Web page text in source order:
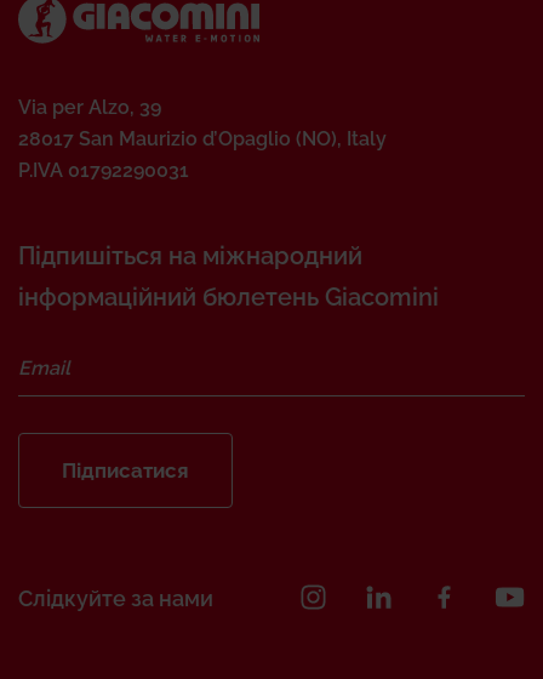
Via per Alzo, 39
28017 San Maurizio d’Opaglio (NO), Italy
P.IVA 01792290031
Підпишіться на міжнародний
інформаційний бюлетень Giacomini
Підписатися
Слідкуйте за нами